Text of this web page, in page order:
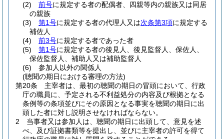
(2)
前号に規定する者の配偶者、四親等内の親族又は同居
の親族
(3)
第1号に規定する者の代理人又は次条第3項に規定する
補佐人
(4)
前3号に規定する者であった者
(5)
第1号に規定する者の後見人、後見監督人、保佐人、
保佐監督人、補助人又は補助監督人
(6)
参加人以外の関係人
(聴聞の期日における審理の方法)
第20条
主宰者は、最初の聴聞の期日の冒頭において、行政
庁の職員に、予定される不利益処分の内容及び根拠となる
条例等の条項並びにその原因となる事実を聴聞の期日に出
頭した者に対し説明させなければならない。
2
当事者又は参加人は、聴聞の期日に出頭して、意見を述
べ、及び証拠書類等を提出し、並びに主宰者の許可を得て